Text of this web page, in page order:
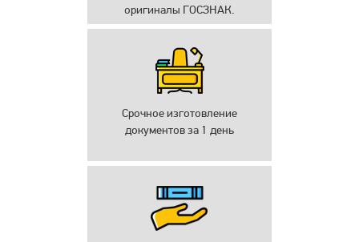
оригиналы ГОСЗНАК.
Срочное изготовление
документов за 1 день